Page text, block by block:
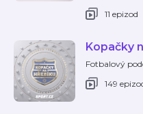
11 epizod
Kopačky
Fotbalový
149